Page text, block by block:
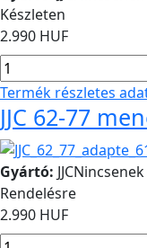
Készleten
2.990 HUF
Termék részletes
JJC 62-77
Gyártó: JJC
Rendelésre
2.990 HUF